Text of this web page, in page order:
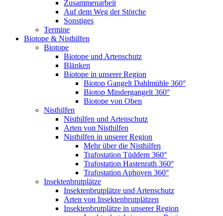
Zusammenarbeit
Auf dem Weg der Störche
Sonstiges
Termine
Biotope & Nisthilfen
Biotope
Biotope und Artenschutz
Blänken
Biotope in unserer Region
Biotop Gangelt Dahlmühle 360°
Biotop Mindergangelt 360°
Biotope von Oben
Nisthilfen
Nisthilfen und Artenschutz
Arten von Nisthilfen
Nisthilfen in unserer Region
Mehr über die Nisthilfen
Trafostation Tüddern 360°
Trafostation Hastenrath 360°
Trafostation Aphoven 360°
Insektenbrutplätze
Insektenbrutplätze und Artenschutz
Arten von Insektenbrutplätzen
Insektenbrutplätze in unserer Region